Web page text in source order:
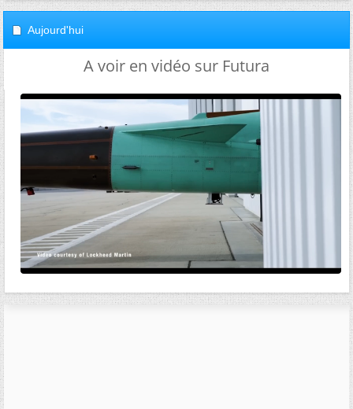
Aujourd'hui
A voir en vidéo sur Futura